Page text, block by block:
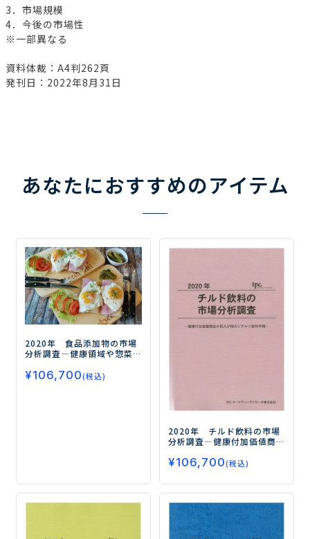
3．市場規模
4．今後の市場性
※一部異なる
資料体裁：A4判262頁
発刊日：2022年8月31日
あなたにおすすめのアイテム
2020年 食品添加物の市場
分析調査―健康領域や惣菜
ション開発が活発化―
¥106,700(税込)
2020年 チルド飲料の市場
分析調査―健康付加価値商
料市場―
¥106,700(税込)